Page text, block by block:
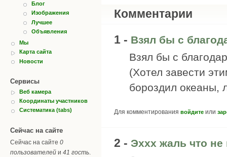
Блог
Изображения
Лучшее
Объявления
Мы
Карта сайта
Новости
Сервисы
Веб камера
Координаты участников
Систематика (tabs)
Сейчас на сайте
Сейчас на сайте 0
пользователей и 41 гость
Комментарии
1 - Взял бы с
Взял бы с
(Хотел завести
бороздил океаны,
Для комментирования войдите или
2 - Эххх жаль что